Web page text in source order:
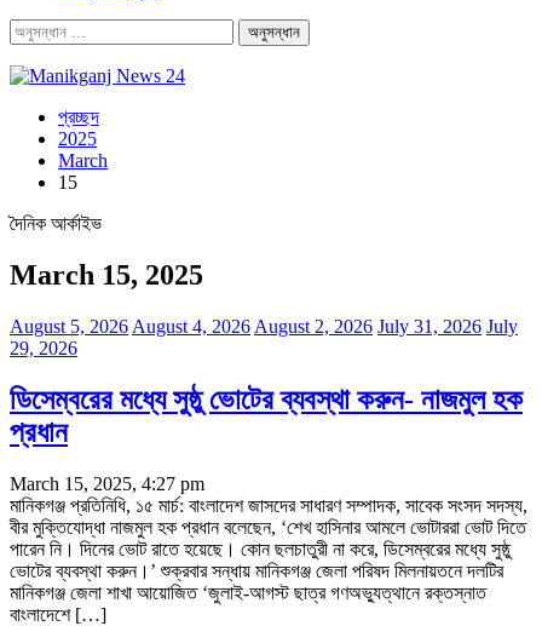
প্রচ্ছদ
2025
March
15
দৈনিক আর্কাইভ
March 15, 2025
August 5, 2026 August 4, 2026 August 2, 2026 July 31, 2026 July
29, 2026
ডিসেম্বরের মধ্যে সুষ্ঠু ভোটের ব্যবস্থা করুন- নাজমুল হক
প্রধান
March 15, 2025, 4:27 pm
মানিকগঞ্জ প্রতিনিধি, ১৫ মার্চ: বাংলাদেশ জাসদের সাধারণ সম্পাদক, সাবেক সংসদ সদস্য,
বীর মুক্তিযোদ্ধা নাজমুল হক প্রধান বলেছেন, ‘শেখ হাসিনার আমলে ভোটাররা ভোট দিতে
পারেন নি। দিনের ভোট রাতে হয়েছে। কোন ছলচাতুরী না করে, ডিসেম্বরের মধ্যে সুষ্ঠু
ভোটের ব্যবস্থা করুন।’ শুক্রবার সন্ধায় মানিকগঞ্জ জেলা পরিষদ মিলনায়তনে দলটির
মানিকগঞ্জ জেলা শাখা আয়োজিত ‘জুলাই-আগস্ট ছাত্র গণঅভ্যুত্থানে রক্তস্নাত
বাংলাদেশে […]